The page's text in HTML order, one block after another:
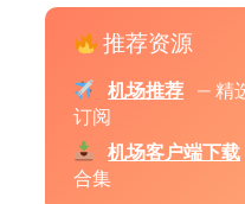
推荐资源
机场推荐 — 精
订阅
机场客户端下载
合集